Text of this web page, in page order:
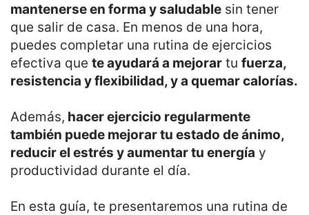
mantenerse en forma y saludable sin tener
que salir de casa. En menos de una hora,
puedes completar una rutina de ejercicios
efectiva que te ayudará a mejorar tu fuerza,
resistencia y flexibilidad, y a quemar calorías.
Además, hacer ejercicio regularmente
también puede mejorar tu estado de ánimo,
reducir el estrés y aumentar tu energía y
productividad durante el día.
En esta guía, te presentaremos una rutina de